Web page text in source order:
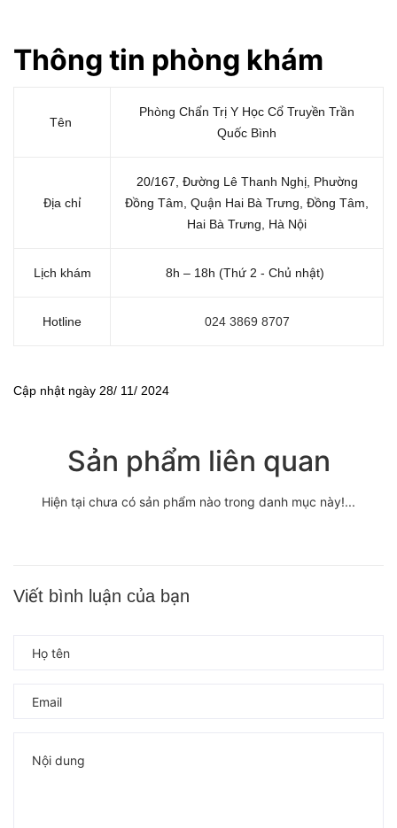
Thông tin phòng khám
Tên
Phòng Chẩn Trị Y Học Cổ Truyền Trần
Quốc Bình
Địa chỉ
20/167, Đường Lê Thanh Nghị, Phường
Đồng Tâm, Quận Hai Bà Trưng, Đồng Tâm,
Hai Bà Trưng, Hà Nội
Lịch khám 8h – 18h (Thứ 2 - Chủ nhật)
Hotline 024 3869 8707
Cập nhật ngày 28/ 11/ 2024
Sản phẩm liên quan
Hiện tại chưa có sản phẩm nào trong danh mục này!...
Viết bình luận của bạn